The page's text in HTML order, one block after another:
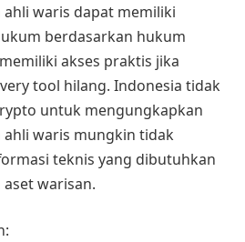
waris dapat memiliki
berdasarkan hukum
akses praktis jika
tool hilang. Indonesia tidak
untuk mengungkapkan
ahli waris mungkin tidak
teknis yang dibutuhkan
warisan.